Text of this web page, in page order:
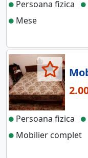
Persoana fizica
Mese
Persoana fizica
Mobilier complet